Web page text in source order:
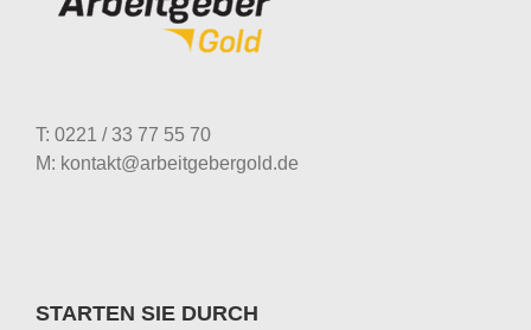
T: 0221 / 33 77 55 70
M: kontakt@arbeitgebergold.de
STARTEN SIE DURCH